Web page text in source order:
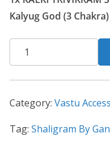
Kalyug God (3 Chakra)
Category: Vastu
Tag: Shaligram By